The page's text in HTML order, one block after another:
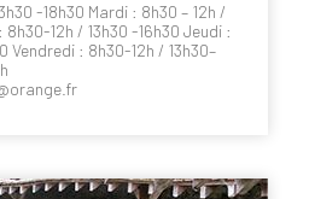
-18h30 Mardi : 8h30 – 12h /
8h30-12h / 13h30 -16h30 Jeudi :
Vendredi : 8h30-12h / 13h30–